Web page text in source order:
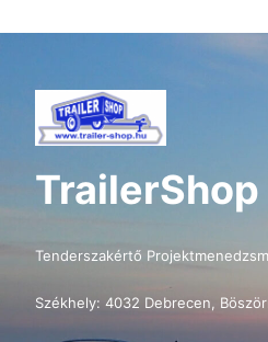
Tenderszakértő
Székhely: 4032 Debrecen,